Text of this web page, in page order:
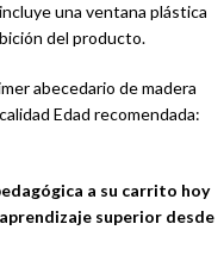
una ventana plástica
del producto.
abecedario de madera
Edad recomendada:
a su carrito hoy
superior desde